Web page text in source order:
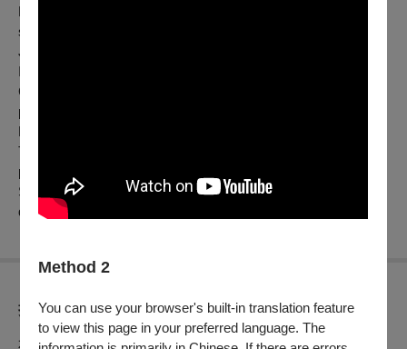
Method 2
You can use your browser's built-in translation feature
to view this page in your preferred language. The
Mario Lavista:
solo & crystal glasses)
Jeff Scott:
Ivan Trevino: Song Book, Vol.3 for wind quintet and percussion
Guillaume Connesson:
piano
Leo Smit: Sextet for wind quintet and piano
Thierry Escaich:
piano
Sebastian Efler:
Spheres for woodwind quintet, piano and
digital audio
折扣方案
本節目預購優惠：2025/1/1（三）12:00起～1/8（三）11:59止